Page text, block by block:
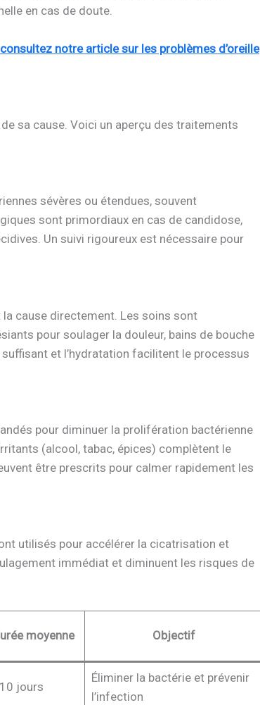
en cas de doute.
notre article sur les problèmes d’oreille
sa cause. Voici un aperçu des traitements
sévères ou étendues, souvent
sont primordiaux en cas de candidose,
Un suivi rigoureux est nécessaire pour
cause directement. Les soins sont
pour soulager la douleur, bains de bouche
et l’hydratation facilitent le processus
pour diminuer la prolifération bactérienne
(alcool, tabac, épices) complètent le
être prescrits pour calmer rapidement les
utilisés pour accélérer la cicatrisation et
immédiat et diminuent les risques de
moyenne Objectif
jours
Éliminer la bactérie et prévenir
l’infection